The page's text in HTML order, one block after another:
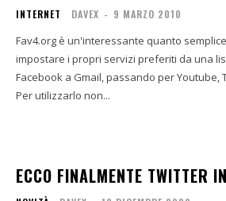
INTERNET DAVEX - 9 MARZO 2010
Fav4.org è un'interessante quanto
impostare i propri servizi preferiti da una
Facebook a Gmail, passando per Youtube,
Per utilizzarlo non...
ECCO FINALMENTE TWITTER